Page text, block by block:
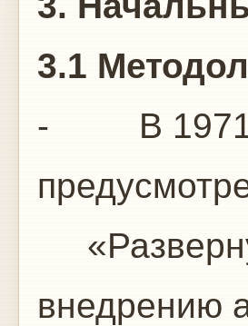
3.1
- В 1971г.
внедрению